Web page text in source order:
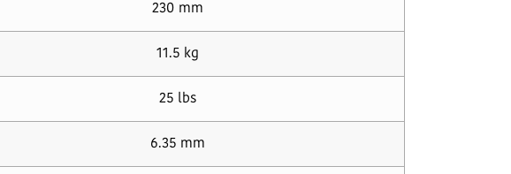
230 mm
11.5 kg
25 lbs
6.35 mm